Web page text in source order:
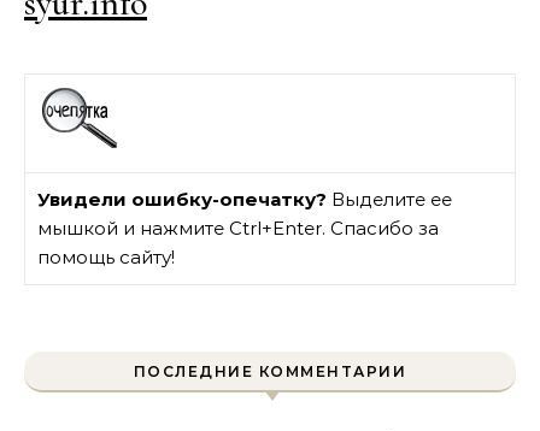
Увидели ошибку-опечатку? Выделите ее
мышкой и нажмите Ctrl+Enter. Спасибо за
помощь сайту!
ПОСЛЕДНИЕ КОММЕНТАРИИ